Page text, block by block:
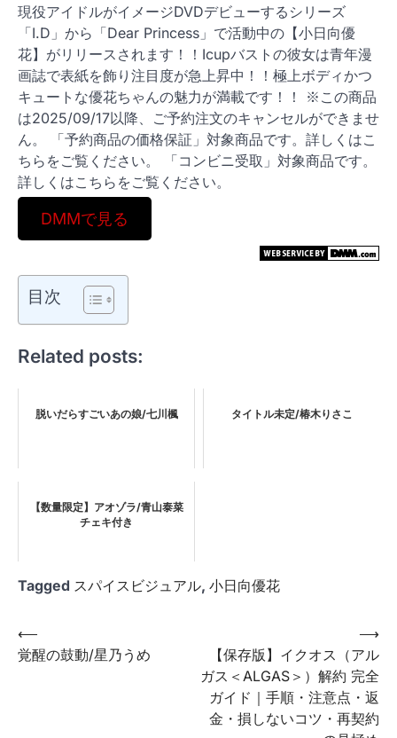
現役アイドルがイメージDVDデビューするシリーズ
「I.D」から「Dear Princess」で活動中の【小日向優
花】がリリースされます！！Icupバストの彼女は青年漫
画誌で表紙を飾り注目度が急上昇中！！極上ボディかつ
キュートな優花ちゃんの魅力が満載です！！ ※この商品
は2025/09/17以降、ご予約注文のキャンセルができませ
ん。 「予約商品の価格保証」対象商品です。詳しくはこ
ちらをご覧ください。 「コンビニ受取」対象商品です。
詳しくはこちらをご覧ください。
DMMで見る
目次
Related posts:
脱いだらすごいあの娘/七川楓 タイトル未定/椿木りさこ
【数量限定】アオゾラ/青山泰菜
チェキ付き
Tagged スパイスビジュアル, 小日向優花
投
稿
⟵
覚醒の鼓動/星乃うめ
【保存版】イクオス（アル
ガス＜ALGAS＞）解約 完全
ガイド｜手順・注意点・返
金・損しないコツ・再契約
⟶